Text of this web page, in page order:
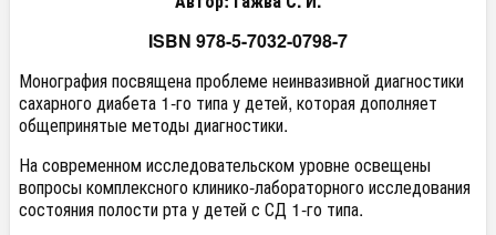
ISBN 978-5-7032-0798-7
Монография посвящена проблеме неинвазивной диагностики
сахарного диабета 1-го типа у детей, которая дополняет
общепринятые методы диагностики.
На современном исследовательском уровне освещены
вопросы комплексного клинико-лабораторного исследования
состояния полости рта у детей с СД 1-го типа.